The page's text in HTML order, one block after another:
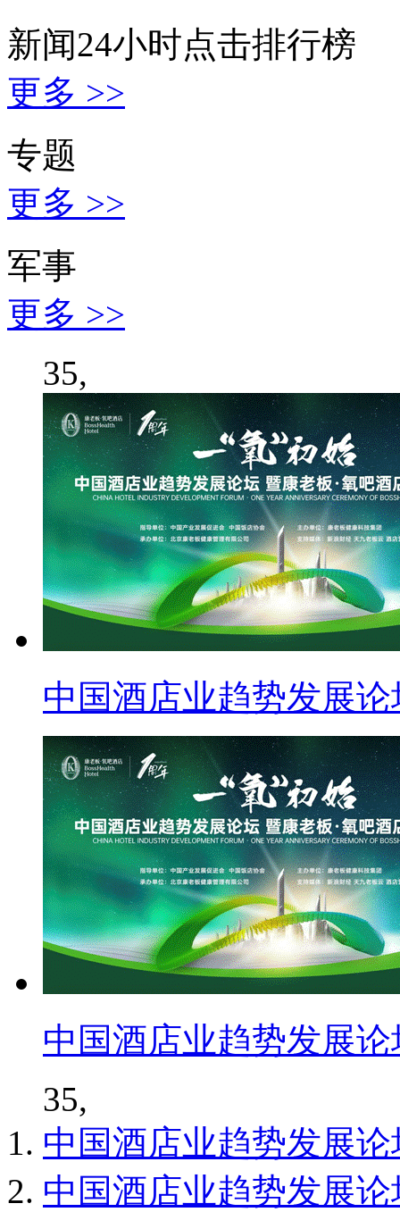
新闻24小时点击排行榜
更多 >>
专题
更多 >>
军事
更多 >>
35,
中国酒店业趋势发展
中国酒店业趋势发展
35,
中国酒店业趋势发展
中国酒店业趋势发展